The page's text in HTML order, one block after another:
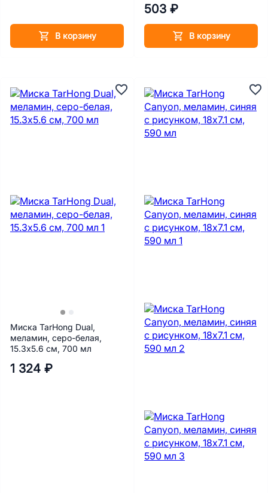
В корзину
503 ₽
В корзину
Миска TarHong Dual,
меламин, серо-белая,
15.3х5.6 см, 700 мл
1 324 ₽